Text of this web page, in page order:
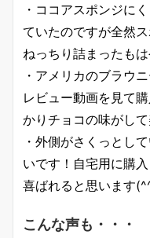
・ココアスポンジに
ていたのですが全然
ねっちり詰まったも
・アメリカのブラウ
レビュー動画を見て
かりチョコの味がして
・外側がさくっとし
いです！自宅用に購
喜ばれると思います
こんな声も・・・